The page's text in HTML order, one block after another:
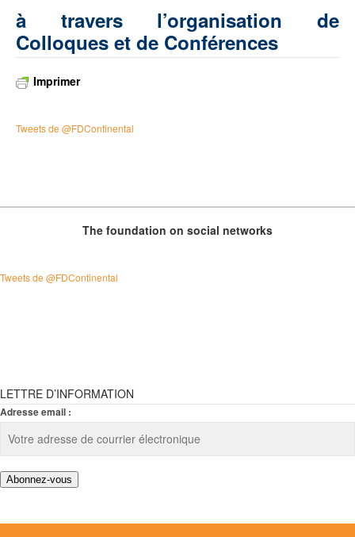
à travers l’organisation de
Colloques et de Conférences
Imprimer
Tweets de @FDContinental
The foundation on social networks
Tweets de @FDContinental
LETTRE D’INFORMATION
Adresse email :